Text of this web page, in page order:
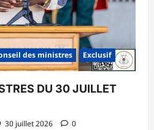
des ministres Exclusif
DU 30 JUILLET
30 juillet 2026 0